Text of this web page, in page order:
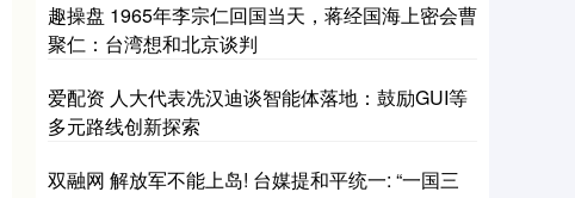
趣操盘 1965年李宗仁回国当天，蒋经国海上密会曹
聚仁：台湾想和北京谈判
爱配资 人大代表冼汉迪谈智能体落地：鼓励GUI等
多元路线创新探索
双融网 解放军不能上岛! 台媒提和平统一: “一国三